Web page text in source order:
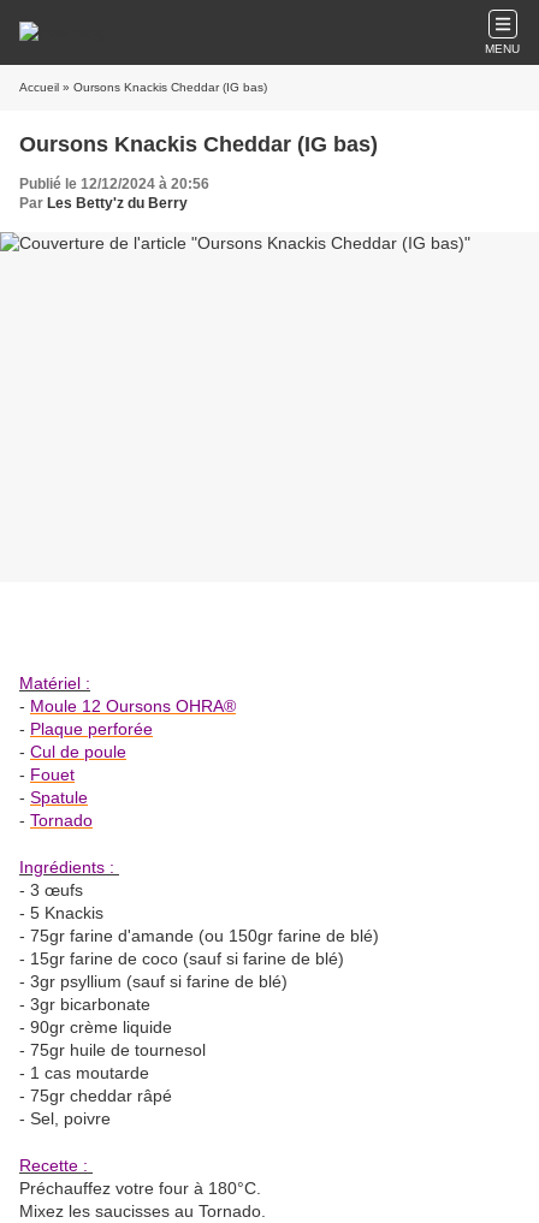
MENU
Accueil » Oursons Knackis Cheddar (IG bas)
Oursons Knackis Cheddar (IG bas)
Publié le 12/12/2024 à 20:56
Par Les Betty'z du Berry
Matériel :
- Moule 12 Oursons OHRA®
- Plaque perforée
- Cul de poule
- Fouet
- Spatule
- Tornado
Ingrédients :
- 3 œufs
- 5 Knackis
- 75gr farine d'amande (ou 150gr farine de blé)
- 15gr farine de coco (sauf si farine de blé)
- 3gr psyllium (sauf si farine de blé)
- 3gr bicarbonate
- 90gr crème liquide
- 75gr huile de tournesol
- 1 cas moutarde
- 75gr cheddar râpé
- Sel, poivre
Recette :
Préchauffez votre four à 180°C.
Mixez les saucisses au Tornado.